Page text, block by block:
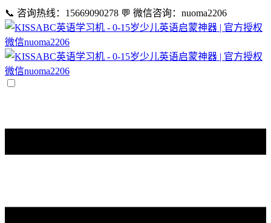
📞 咨询热线：15669090278 💬 微信咨询：nuoma2206